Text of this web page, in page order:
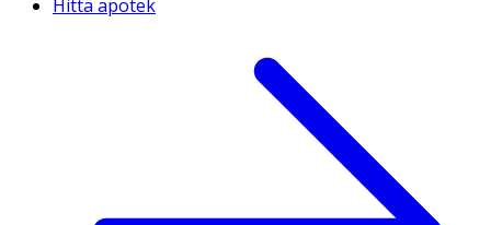
Hitta apotek